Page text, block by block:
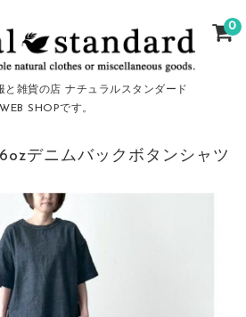
と雑貨の店 ナチュラルスタンダード
WEB SHOPです。
0
デニムバックボタンシャツ